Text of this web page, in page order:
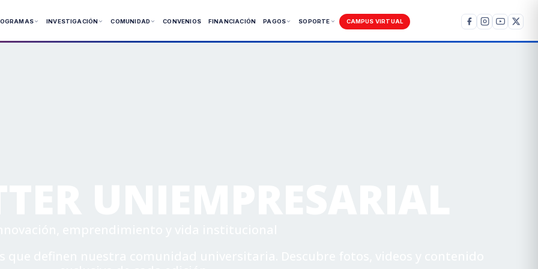
INVESTIGACIÓN COMUNIDAD CONVENIOS FINANCIACIÓN PAGOS SOPORTE CAMPUS VIRTUAL